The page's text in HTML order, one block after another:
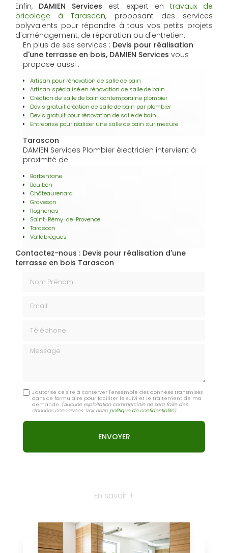
Enfin, DAMIEN Services est expert en travaux de
bricolage à Tarascon, proposant des services
polyvalents pour répondre à tous vos petits projets
d'aménagement, de réparation ou d'entretien.
En plus de ses services : Devis pour réalisation
d'une terrasse en bois, DAMIEN Services vous
propose aussi :
Artisan pour rénovation de salle de bain
Artisan spécialisé en rénovation de salle de bain
Création de salle de bain contemporaine plombier
Devis gratuit création de salle de bain par plombier
Devis gratuit pour rénovation de salle de bain
Entreprise pour réaliser une salle de bain sur mesure
Tarascon
DAMIEN Services Plombier électricien intervient à
proximité de :
Barbentane
Boulbon
Châteaurenard
Graveson
Rognonas
Saint-Rémy-de-Provence
Tarascon
Vallabrègues
Contactez-nous : Devis pour réalisation d'une
terrasse en bois Tarascon
Message
J'autorise ce site à conserver l'ensemble des données transmises
dans ce formulaire pour faciliter le suivi et le traitement de ma
demande. (Aucune exploitation commerciale ne sera faite des
données concervées. Voir notrepolitique de confidentialité)
En savoir +